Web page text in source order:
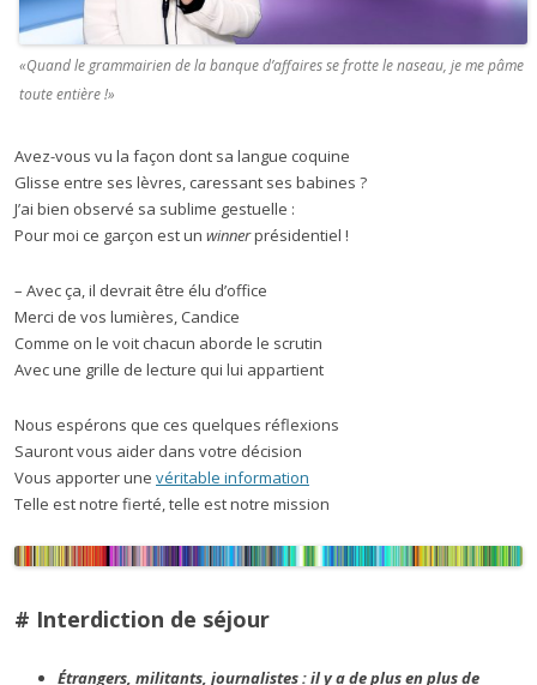
«Quand le grammairien de la banque d’affaires se frotte le naseau, je me pâme
toute entière !»
Avez-vous vu la façon dont sa langue coquine
Glisse entre ses lèvres, caressant ses babines ?
J’ai bien observé sa sublime gestuelle :
Pour moi ce garçon est un winnerprésidentiel !
– Avec ça, il devrait être élu d’office
Merci de vos lumières, Candice
Comme on le voit chacun aborde le scrutin
Avec une grille de lecture qui lui appartient
Nous espérons que ces quelques réflexions
Sauront vous aider dans votre décision
Vous apporter une véritable information
Telle est notre fierté, telle est notre mission
# Interdiction de séjour
Étrangers, militants, journalistes : il y a de plus en plus de